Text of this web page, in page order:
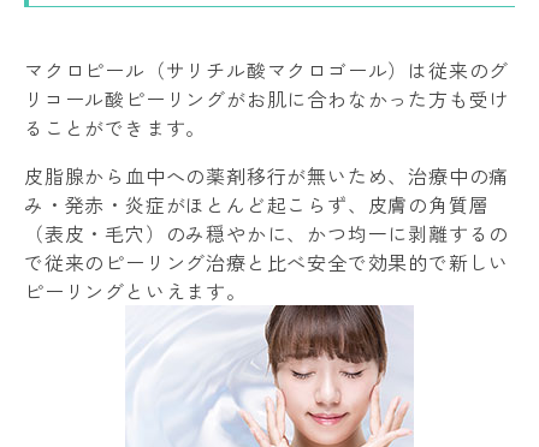
マクロピール（サリチル酸マクロゴール）は従来のグ
リコール酸ピーリングがお肌に合わなかった方も受け
ることができます。
皮脂腺から血中への薬剤移行が無いため、治療中の痛
み・発赤・炎症がほとんど起こらず、皮膚の角質層
（表皮・毛穴）のみ穏やかに、かつ均一に剥離するの
で従来のピーリング治療と比べ安全で効果的で新しい
ピーリングといえます。